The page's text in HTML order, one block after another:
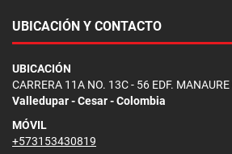
UBICACIÓN Y CONTACTO
UBICACIÓN
CARRERA 11A NO. 13C - 56 EDF.
Valledupar - Cesar - Colombia
MÓVIL
+573153430819